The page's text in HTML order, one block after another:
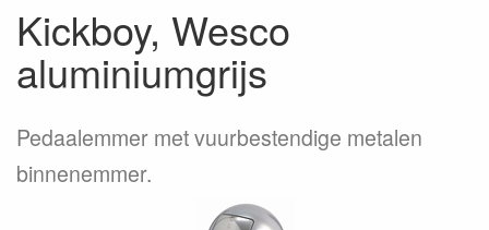
Kickboy, Wesco
aluminiumgrijs
Pedaalemmer met vuurbestendige metalen
binnenemmer.